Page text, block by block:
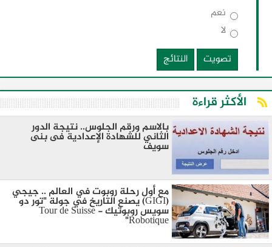
نعم
لا
تصويت
النتائج
الأكثر قراءة
بالاسم ورقم الجلوس.. نتيجة الدور
الثاني للشهادة الإعدادية فى بنى
سويف
مع أول رحلة روبوت في العالم .. جيجي
(GIGI) يصنع التاريخ في جولة "تور دو
سويس روبوتيك - Tour de Suisse
Robotique"